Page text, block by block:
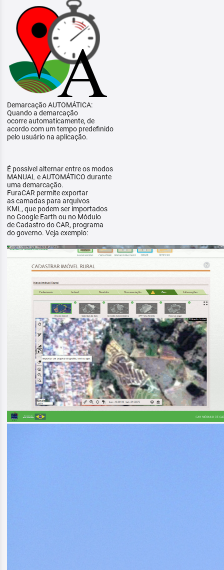
Demarcação AUTOMÁTICA:
Quando a demarcação
ocorre automaticamente, de
acordo com um tempo predefinido
pelo usuário na aplicação.
É possível alternar entre os modos
MANUAL e AUTOMÁTICO durante
uma demarcação.
FuraCAR permite exportar
as camadas para arquivos
KML, que podem ser importados
no Google Earth ou no Módulo
de Cadastro do CAR, programa
do governo. Veja exemplo: